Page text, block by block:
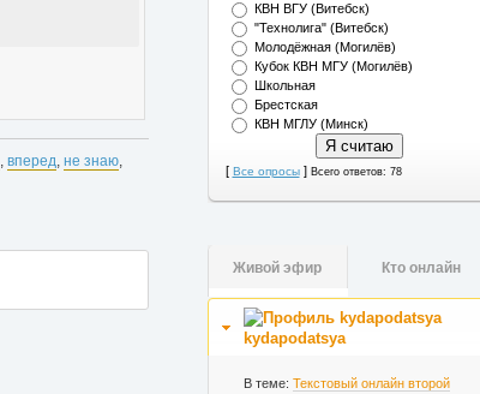
, вперед, не знаю,
КВН ВГУ (Витебск)
"Технолига" (Витебск)
Молодёжная (Могилёв)
Кубок КВН МГУ (Могилёв)
Школьная
Брестская
КВН МГЛУ (Минск)
[ Все опросы] Всего ответов: 78
Живой эфир Кто онлайн
kydapodatsya
В теме: Текстовый онлайн второй